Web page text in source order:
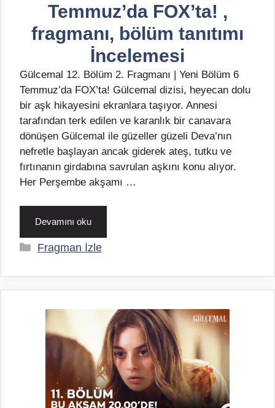
Temmuz’da FOX’ta! ,
fragmanı, bölüm tanıtımı
İncelemesi
Gülcemal 12. Bölüm 2. Fragmanı | Yeni Bölüm 6
Temmuz’da FOX’ta! Gülcemal dizisi, heyecan dolu
bir aşk hikayesini ekranlara taşıyor. Annesi
tarafından terk edilen ve karanlık bir canavara
dönüşen Gülcemal ile güzeller güzeli Deva’nın
nefretle başlayan ancak giderek ateş, tutku ve
fırtınanın girdabına savrulan aşkını konu alıyor.
Her Perşembe akşamı …
Devamını oku
Kategoriler
Fragman İzle